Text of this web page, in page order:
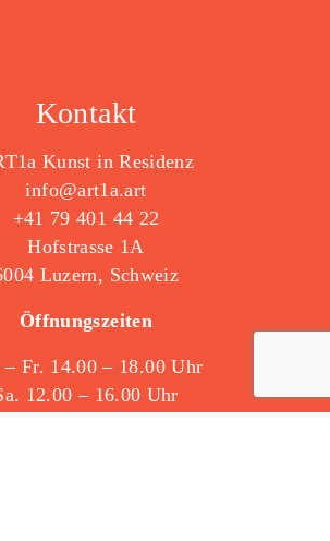
Kontakt
Kunst in Residenz
info@art1a.art
+41 79 401 44 22
Hofstrasse 1A
Luzern, Schweiz
Öffnungszeiten
– Fr. 14.00 – 18.00 Uhr
12.00 – 16.00 Uhr